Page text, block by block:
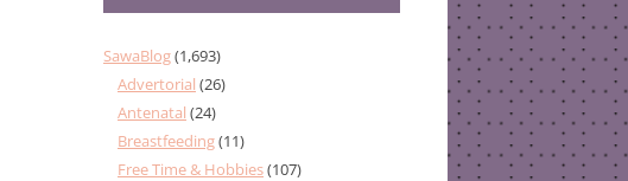
SawaBlog(1,693)
Advertorial (26)
Antenatal (24)
Breastfeeding(11)
Free Time & Hobbies(107)